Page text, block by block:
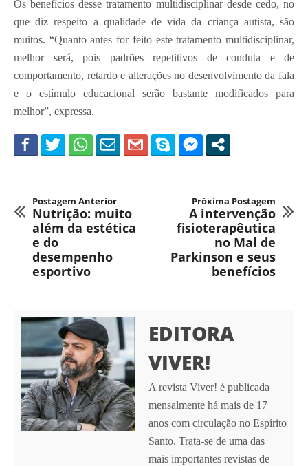
Os benefícios desse tratamento multidisciplinar desde cedo, no
que diz respeito a qualidade de vida da criança autista, são
muitos. “Quanto antes for feito este tratamento multidisciplinar,
melhor será, pois padrões repetitivos de conduta e de
comportamento, retardo e alterações no desenvolvimento da fala
e o estímulo educacional serão bastante modificados para
melhor”, expressa.
Postagem Anterior
Nutrição: muito
além da estética
e do
desempenho
esportivo
Próxima Postagem
A intervenção
fisioterapêutica
no Mal de
Parkinson e seus
benefícios
EDITORA
VIVER!
A revista Viver! é publicada
mensalmente há mais de 17
anos com circulação no Espírito
Santo. Trata-se de uma das
mais importantes revistas de